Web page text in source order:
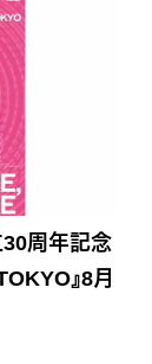
周年記念
』8月